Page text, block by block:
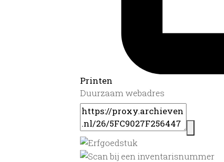
Printen
Duurzaam webadres